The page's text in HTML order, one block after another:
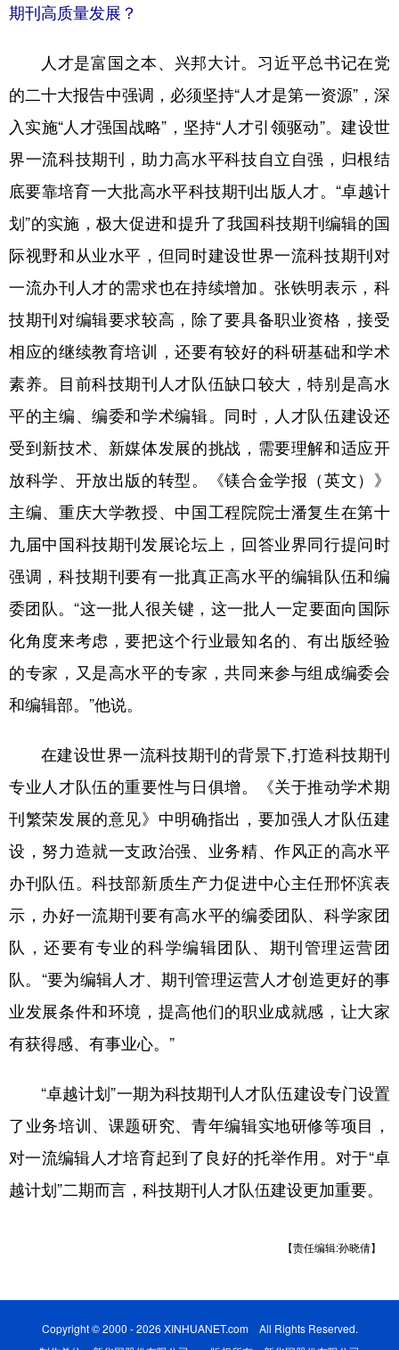
期刊高质量发展？
人才是富国之本、兴邦大计。习近平总书记在党
的二十大报告中强调，必须坚持“人才是第一资源”，深
入实施“人才强国战略”，坚持“人才引领驱动”。建设世
界一流科技期刊，助力高水平科技自立自强，归根结
底要靠培育一大批高水平科技期刊出版人才。“卓越计
划”的实施，极大促进和提升了我国科技期刊编辑的国
际视野和从业水平，但同时建设世界一流科技期刊对
一流办刊人才的需求也在持续增加。张铁明表示，科
技期刊对编辑要求较高，除了要具备职业资格，接受
相应的继续教育培训，还要有较好的科研基础和学术
素养。目前科技期刊人才队伍缺口较大，特别是高水
平的主编、编委和学术编辑。同时，人才队伍建设还
受到新技术、新媒体发展的挑战，需要理解和适应开
放科学、开放出版的转型。《镁合金学报（英文）》
主编、重庆大学教授、中国工程院院士潘复生在第十
九届中国科技期刊发展论坛上，回答业界同行提问时
强调，科技期刊要有一批真正高水平的编辑队伍和编
委团队。“这一批人很关键，这一批人一定要面向国际
化角度来考虑，要把这个行业最知名的、有出版经验
的专家，又是高水平的专家，共同来参与组成编委会
和编辑部。”他说。
在建设世界一流科技期刊的背景下,打造科技期刊
专业人才队伍的重要性与日俱增。《关于推动学术期
刊繁荣发展的意见》中明确指出，要加强人才队伍建
设，努力造就一支政治强、业务精、作风正的高水平
办刊队伍。科技部新质生产力促进中心主任邢怀滨表
示，办好一流期刊要有高水平的编委团队、科学家团
队，还要有专业的科学编辑团队、期刊管理运营团
队。“要为编辑人才、期刊管理运营人才创造更好的事
业发展条件和环境，提高他们的职业成就感，让大家
有获得感、有事业心。”
“卓越计划”一期为科技期刊人才队伍建设专门设置
了业务培训、课题研究、青年编辑实地研修等项目，
对一流编辑人才培育起到了良好的托举作用。对于“卓
越计划”二期而言，科技期刊人才队伍建设更加重要。
【责任编辑:孙晓倩】
Copyright © 2000 - 2026 XINHUANET.com All Rights Reserved.